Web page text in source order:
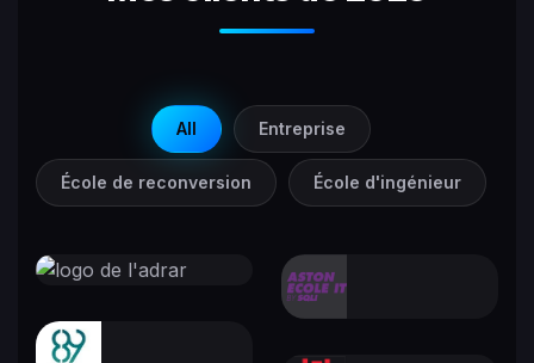
All Entreprise
École de reconversion École d'ingénieur